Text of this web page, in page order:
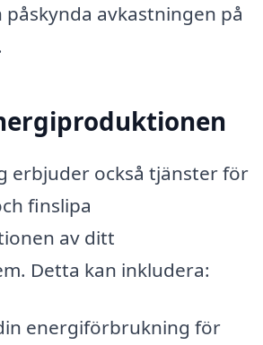
avkastningen på
erbjuder också tjänster för
finslipa
av ditt
Detta kan inkludera:
energiförbrukning för